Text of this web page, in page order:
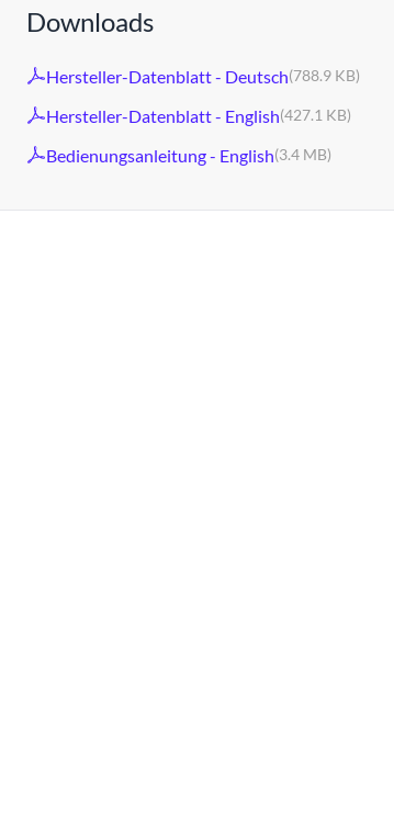
Downloads
Hersteller-Datenblatt - Deutsch(788.9 KB)
Hersteller-Datenblatt - English(427.1 KB)
Bedienungsanleitung - English(3.4 MB)